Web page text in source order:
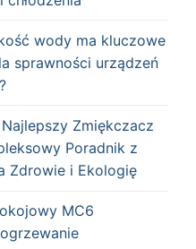
wody ma kluczowe
sprawności urządzeń
Zmiękczacz
Poradnik z
Zdrowie i Ekologię
MC6